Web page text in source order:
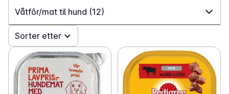
✓ Alle (125)
✓ For deg som har hund
For deg som har katt (52)
✓ Fugl (4)
Våtfôr/mat til hund (12)
✓ Alle (66)
Tørrfôr/mat til hund (14)
✓ Våtfôr/mat til hund (12)
Sorter etter